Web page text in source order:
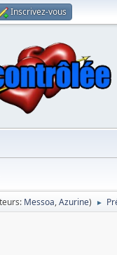
Inscrivez-vous
Messoa,Azurine) ►